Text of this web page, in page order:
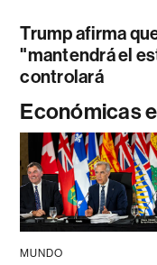
Trump afirma
"mantendrá el
controlará
Económicas
MUNDO